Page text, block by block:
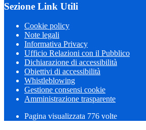
Sezione Link Utili
Cookie policy
Note legali
Informativa Privacy
Ufficio Relazioni con il Pubblico
Dichiarazione di accessibilità
Obiettivi di accessibilità
Whistleblowing
Gestione consensi cookie
Amministrazione trasparente
Pagina visualizzata 776 volte